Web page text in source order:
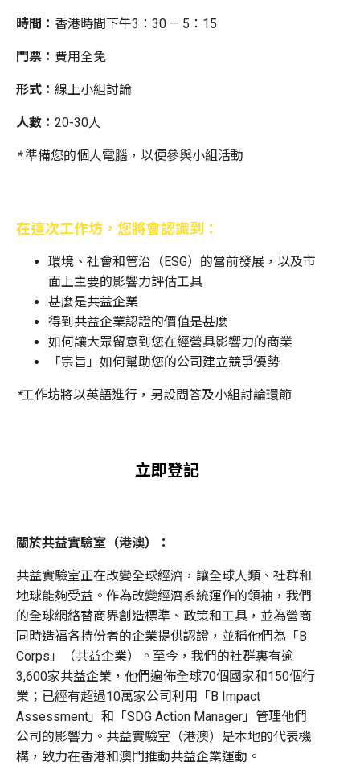
時間： 香港時間下午3：30 — 5：15
門票： 費用全免
形式： 線上小組討論
人數： 20-30人
* 準備您的個人電腦，以便參與小組活動
在這次工作坊，您將會認識到：
環境、社會和管治（ESG）的當前發展，以及市
面上主要的影響力評估工具
甚麼是共益企業
得到共益企業認證的價值是甚麼
如何讓大眾留意到您在經營具影響力的商業
「宗旨」如何幫助您的公司建立競爭優勢
*工作坊將以英語進行，另設問答及小組討論環節
立即登記
關於共益實驗室（港澳）：
共益實驗室正在改變全球經濟，讓全球人類、社群和
地球能夠受益。作為改變經濟系統運作的領袖，我們
的全球網絡替商界創造標準、政策和工具，並為營商
同時造福各持份者的企業提供認證，並稱他們為「B
Corps」（共益企業）。至今，我們的社群裏有逾
3,600家共益企業，他們遍佈全球70個國家和150個行
業；已經有超過10萬家公司利用「B Impact
Assessment」和「SDG Action Manager」管理他們
公司的影響力。共益實驗室（港澳）是本地的代表機
構，致力在香港和澳門推動共益企業運動。